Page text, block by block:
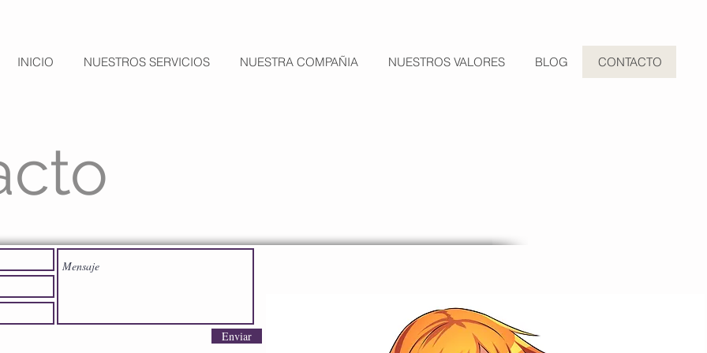
INICIO NUESTROS SERVICIOS NUESTRA COMPAÑIA NUESTROS VALORES BLOG CONTACTO
Enviar